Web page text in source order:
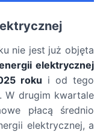
nie jest już objęta
elektrycznej
roku i od tego
W drugim kwartale
płacą średnio
elektrycznej, a